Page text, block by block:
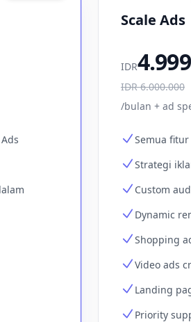
Scale Ads
IDR
IDR6.000.000
/bulan + ad
Semua
Strategi
Custom
Dynamic
Shopping
Video ads
Landing
Priority